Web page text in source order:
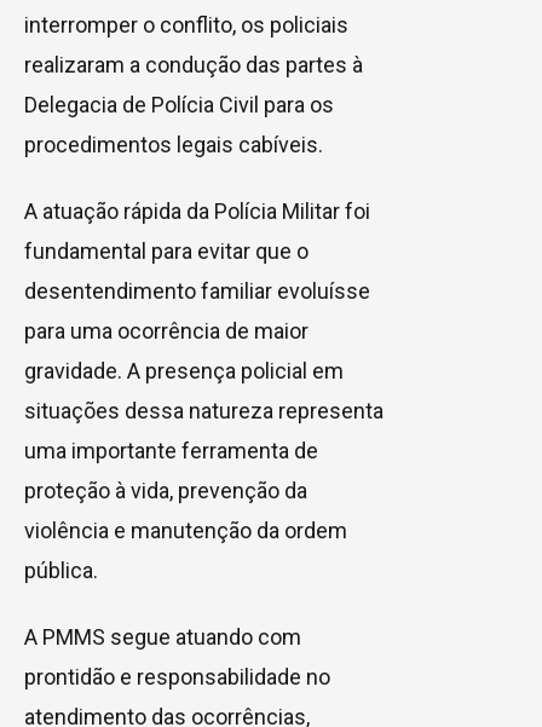
interromper o conflito, os policiais
realizaram a condução das partes à
Delegacia de Polícia Civil para os
procedimentos legais cabíveis.
A atuação rápida da Polícia Militar foi
fundamental para evitar que o
desentendimento familiar evoluísse
para uma ocorrência de maior
gravidade. A presença policial em
situações dessa natureza representa
uma importante ferramenta de
proteção à vida, prevenção da
violência e manutenção da ordem
pública.
A PMMS segue atuando com
prontidão e responsabilidade no
atendimento das ocorrências,